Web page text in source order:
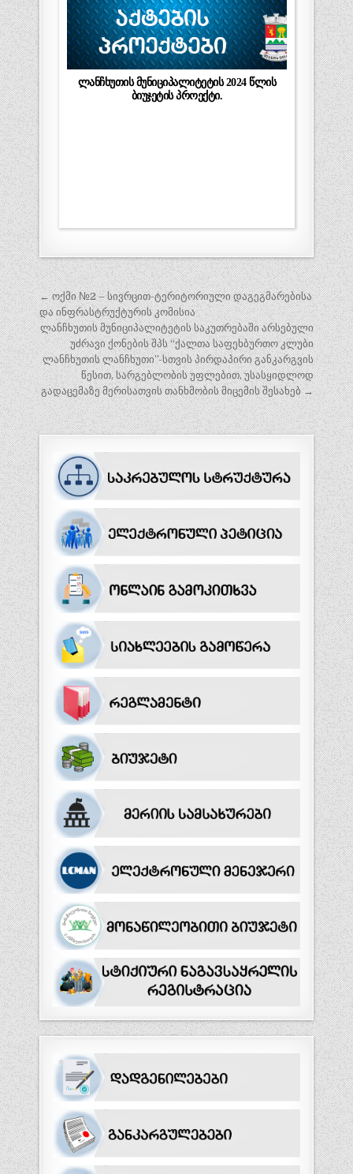
ლანჩხუთის მუნიციპალიტეტის 2024 წლის
ბიუჯეტის პროექტი.
პოსტის
ნავიგაცია
← ოქმი №2 – სივრცით-ტერიტორიული დაგეგმარებისა
და ინფრასტრუქტურის კომისია
ლანჩხუთის მუნიციპალიტეტის საკუთრებაში არსებული
უძრავი ქონების შპს “ქალთა საფეხბურთო კლუბი
ლანჩხუთის ლანჩხუთი”-სთვის პირდაპირი განკარგვის
წესით, სარგებლობის უფლებით, უსასყიდლოდ
გადაცემაზე მერისათვის თანხმობის მიცემის შესახებ →